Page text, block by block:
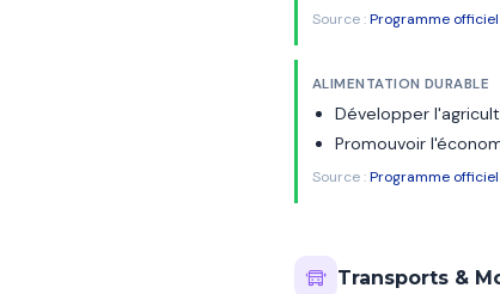
Source :Programme
ALIMENTATION DURABLE
Développer
Promouvoir
Source :Programme
Transports &